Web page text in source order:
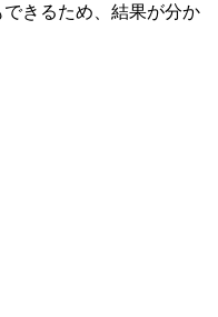
きるため、結果が分か